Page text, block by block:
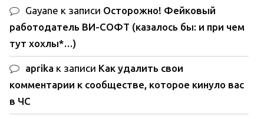
Gayane к записи Осторожно! Фейковый
работодатель ВИ-СОФТ (казалось бы: и при чем
тут хохлы*…)
aprika к записи Как удалить свои
комментарии к сообществе, которое кинуло вас
в ЧС